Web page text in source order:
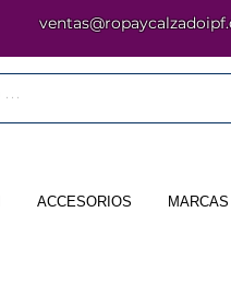
ACCESORIOS MARCAS